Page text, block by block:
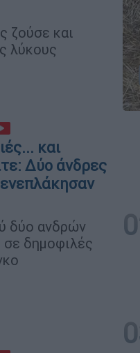
ζούσε και
λύκους
και
Δύο άνδρες
δύο ανδρών
δημοφιλές